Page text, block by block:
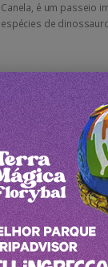
Canela, é um passeio
espécies de
Passeios
Passeio Linha Bella
Mais que um passeio,
Gramado com Almoço
Gramado com o